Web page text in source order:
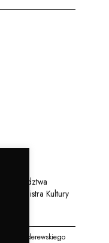
Ministra Kultury
Paderewskiego